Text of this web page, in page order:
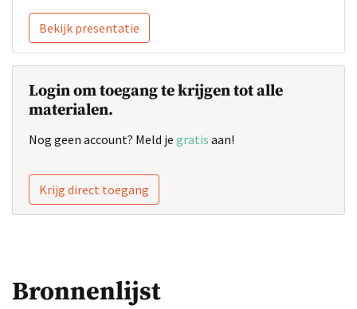
Bekijk presentatie
Login om toegang te krijgen tot alle
materialen.
Nog geen account? Meld je gratis aan!
Krijg direct toegang
Bronnenlijst